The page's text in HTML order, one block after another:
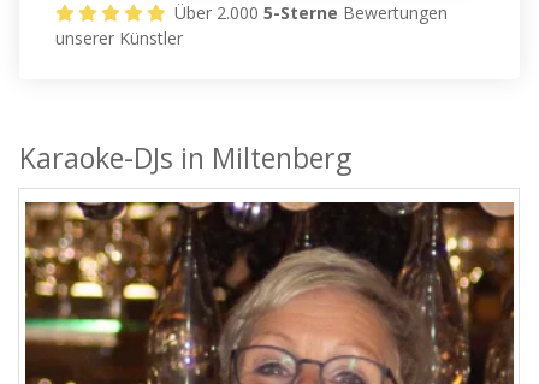
Über 2.0005-Sterne Bewertungen
unserer Künstler
Karaoke-DJs in Miltenberg